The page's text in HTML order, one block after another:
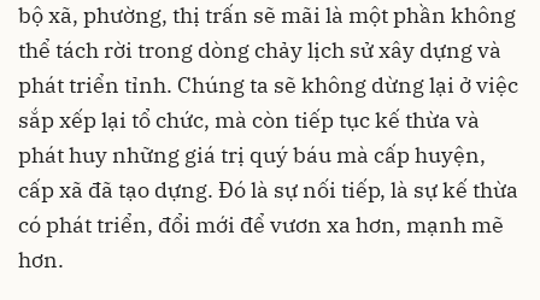
bộ xã, phường, thị trấn sẽ mãi là một phần không
thể tách rời trong dòng chảy lịch sử xây dựng và
phát triển tỉnh. Chúng ta sẽ không dừng lại ở việc
sắp xếp lại tổ chức, mà còn tiếp tục kế thừa và
phát huy những giá trị quý báu mà cấp huyện,
cấp xã đã tạo dựng. Đó là sự nối tiếp, là sự kế thừa
có phát triển, đổi mới để vươn xa hơn, mạnh mẽ
hơn.